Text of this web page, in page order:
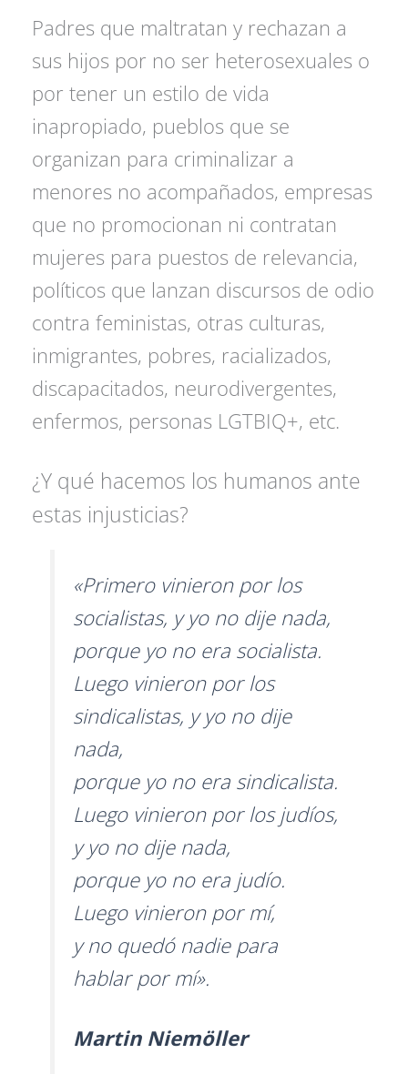
Padres que maltratan y rechazan a
sus hijos por no ser heterosexuales o
por tener un estilo de vida
inapropiado, pueblos que se
organizan para criminalizar a
menores no acompañados, empresas
que no promocionan ni contratan
mujeres para puestos de relevancia,
políticos que lanzan discursos de odio
contra feministas, otras culturas,
inmigrantes, pobres, racializados,
discapacitados, neurodivergentes,
enfermos, personas LGTBIQ+, etc.
¿Y qué hacemos los humanos ante
estas injusticias?
«Primero vinieron por los
socialistas, y yo no dije nada,
porque yo no era socialista.
Luego vinieron por los
sindicalistas, y yo no dije
nada,
porque yo no era sindicalista.
Luego vinieron por los judíos,
y yo no dije nada,
porque yo no era judío.
Luego vinieron por mí,
y no quedó nadie para
hablar por mí».
Martin Niemöller